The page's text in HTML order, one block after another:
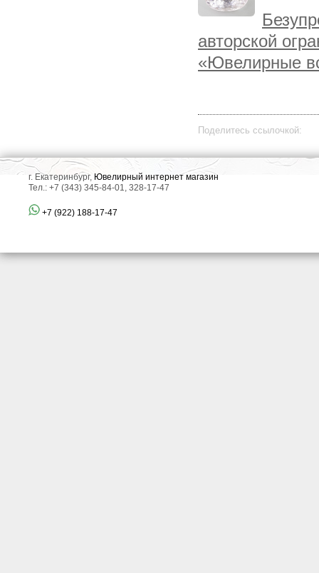
авторской
«Ювелирные
Поделитесь ссылочкой:
г. Екатеринбург, Ювелирный интернет магазин
Тел.: +7 (343) 345-84-01, 328-17-47
+7 (922) 188-17-47